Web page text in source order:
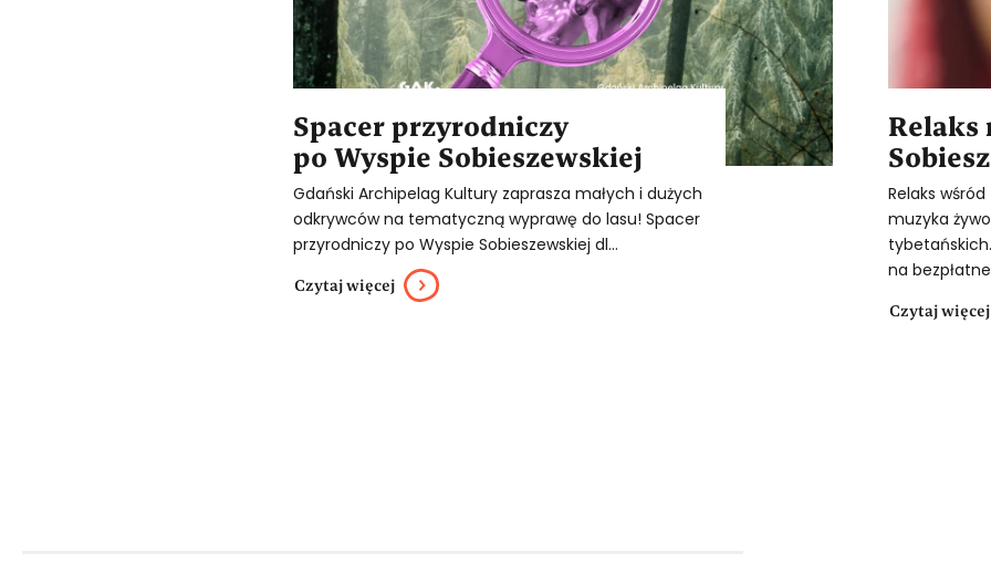
Spacer przyrodniczy
po Wyspie Sobieszewskiej
Gdański Archipelag Kultury zaprasza małych i dużych
odkrywców na tematyczną wyprawę do lasu! Spacer
przyrodniczy po Wyspie Sobieszewskiej dl...
Czytaj więcej
Relaks
Relaks
muzyka
na
Czytaj więcej